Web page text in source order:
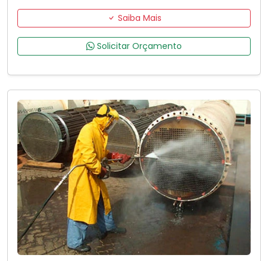
Saiba Mais
Solicitar Orçamento